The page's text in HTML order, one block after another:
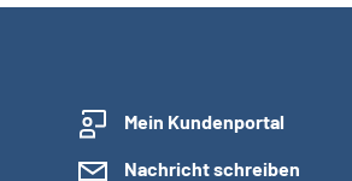
Mein Kundenportal
Nachricht schreiben